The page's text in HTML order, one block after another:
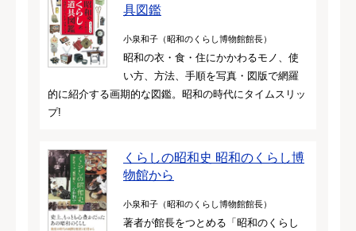
具図鑑
小泉和子（昭和のくらし博物館館長）
昭和の衣・食・住にかかわるモノ、使
い方、方法、手順を写真・図版で網羅
的に紹介する画期的な図鑑。昭和の時代にタイムスリッ
プ!
くらしの昭和史 昭和のくらし博
物館から
小泉和子（昭和のくらし博物館館長）
著者が館長をつとめる「昭和のくらし